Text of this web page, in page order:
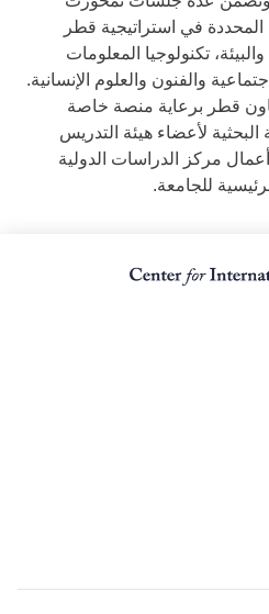
المحددة في استراتيجية قطر
تكنولوجيا المعلومات
والفنون والعلوم الإنسانية.
قطر برعاية منصة خاصة
لأعضاء هيئة التدريس
مركز الدراسات الدولية
للجامعة.